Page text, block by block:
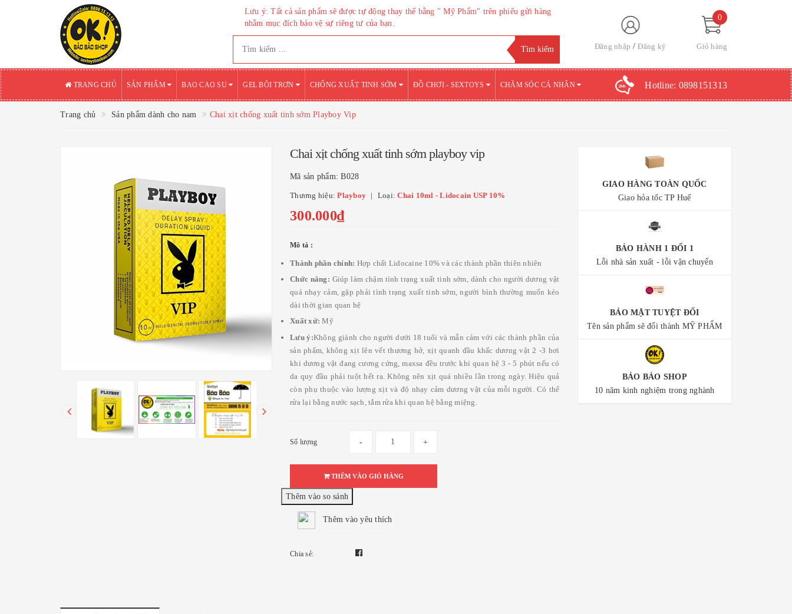
Lưu ý: Tất cả sản phẩm sẽ được tự động thay thế bằng " Mỹ Phẩm" trên phiếu gửi hàng
nhằm mục đích bảo vệ sự riêng tư của bạn.
Đăng nhập Đăng ký
0
Giỏ hàng
TRANG CHỦ SẢN PHẨM BAO CAO SU GEL BÔI TRƠN CHỐNG XUẤT TINH SỚM ĐỒ CHƠI - SEXTOYS CHĂM SÓC CÁ NHÂN Hotline: 0898151313
Trang chủ Sản phẩm dành cho nam Chai xịt chống xuất tinh sớm Playboy Vip
Chai xịt chống xuất tinh sớm playboy vip
Mã sản phẩm:B028
Thương hiệu:Playboy Loại:Chai 10ml - Lidocain USP 10%
300.000₫
Mô tả :
Thành phần chính: Hợp chất Lidocaine 10% và các thành phần thiên nhiên
Chức năng: Giúp làm chậm tình trạng xuất tinh sớm, dành cho người dương vật
quá nhạy cảm, gặp phải tình trạng xuất tinh sớm, người bình thường muốn kéo
dài thời gian quan hệ
Xuất xứ: Mỹ
Lưu ý:Không giành cho người dưới 18 tuổi và mẫn cảm với các thành phần của
sản phẩm, không xịt lên vết thương hở, xịt quanh đầu khấc dương vật 2 -3 hơi
khi dương vật đang cương cứng, maxsa đều trước khi quan hệ 3 - 5 phút nếu có
da quy đầu phải tuột hết ra. Không nên xịt quá nhiều lần trong ngày. Hiệu quả
còn phụ thuộc vào lượng xịt và độ nhạy cảm dương vật của mỗi người. Có thể
rửa lại bằng nước sạch, tắm rửa khi quan hệ bằng miệng.
Số lượng - +
THÊM VÀO GIỎ HÀNG
Thêm vào yêu thích
Chia sẻ:
GIAO HÀNG TOÀN QUỐC
Giao hỏa tốc TP Huế
BẢO HÀNH 1 ĐỔI 1
Lỗi nhà sản xuất - lỗi vận chuyển
BẢO MẬT TUYỆT ĐỐI
Tên sản phẩm sẽ đổi thành MỸ PHẨM
BẢO BẢO SHOP
10 năm kinh nghiệm trong nghành